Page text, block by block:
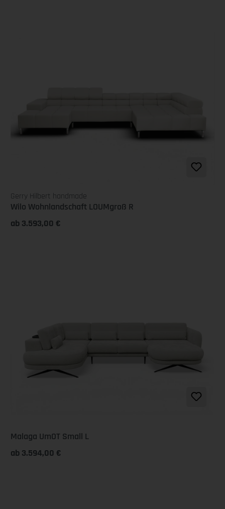
Gerry Hilbert handmade
Wilo Wohnlandschaft LOUMgroß R
ab 3.593,00 €
Malaga UmOT Small L
ab 3.594,00 €